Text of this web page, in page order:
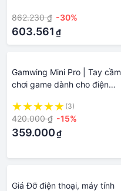
không độ trễ cho pubg call
of duty
862.230 ₫ -30%
603.561 ₫
Gamwing Mini Pro | Tay cầm
chơi game dành cho điện
(3)
420.000 ₫ -15%
359.000₫
Giá Đỡ điện thoại, máy tính